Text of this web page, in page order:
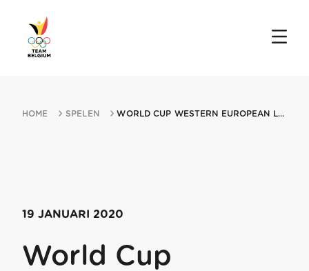
HOME SPELEN WORLD CUP WESTERN EUROPEAN LEAGUE MIN LEIPZIG 19012020 LEIPZIG
19 JANUARI 2020
World Cup